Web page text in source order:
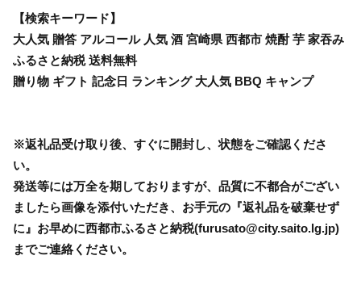
【検索キーワード】
大人気 贈答 アルコール 人気 酒 宮崎県 西都市 焼酎 芋 家吞み
ふるさと納税 送料無料
贈り物 ギフト 記念日 ランキング 大人気 BBQ キャンプ
※返礼品受け取り後、すぐに開封し、状態をご確認くださ
い。
発送等には万全を期しておりますが、品質に不都合がござい
ましたら画像を添付いただき、お手元の『返礼品を破棄せず
に』お早めに西都市ふるさと納税(furusato@city.saito.lg.jp)
までご連絡ください。